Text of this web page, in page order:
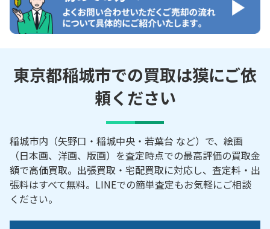
東京都稲城市での買取は獏にご依
頼ください
稲城市内（矢野口・稲城中央・若葉台 など）で、絵画
（日本画、洋画、版画）を査定時点での最高評価の買取金
額で高価買取。出張買取・宅配買取に対応し、査定料・出
張料はすべて無料。LINEでの簡単査定もお気軽にご相談
ください。